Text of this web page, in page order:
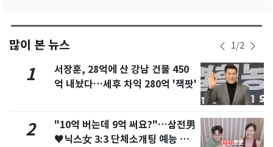
많이 본 뉴스 1/2
1
서장훈, 28억에 산 강남 건물 450
억 내놨다…세후 차익 280억 '잭팟'
2
"10억 버는데 9억 써요?"…삼전男
♥닉스女 3:3 단체소개팅 예능 화